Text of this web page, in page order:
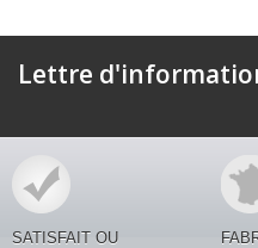
Lettre
SATISFAIT OU